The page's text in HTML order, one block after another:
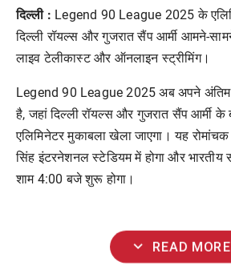
दिल्ली : Legend 90 League 2025के
दिल्ली रॉयल्स और गुजरात सैंप आर्मी आमने-
लाइव टेलीकास्ट और ऑनलाइन स्ट्रीमिंग।
Legend 90 League 2025 अब अपने
है, जहां दिल्ली रॉयल्स और गुजरात सैंप आर्मी के
एलिमिनेटर मुकाबला खेला जाएगा। यह रोमांचक
सिंह इंटरनेशनल स्टेडियम में होगा और भारतीय
शाम 4:00 बजे शुरू होगा।
expand_more READ MORE